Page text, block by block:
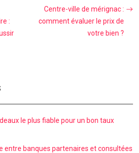
:
Centre-ville de mérignac :
comment évaluer le prix de
votre bien ?
le plus fiable pour un bon taux
entre banques partenaires et consultées